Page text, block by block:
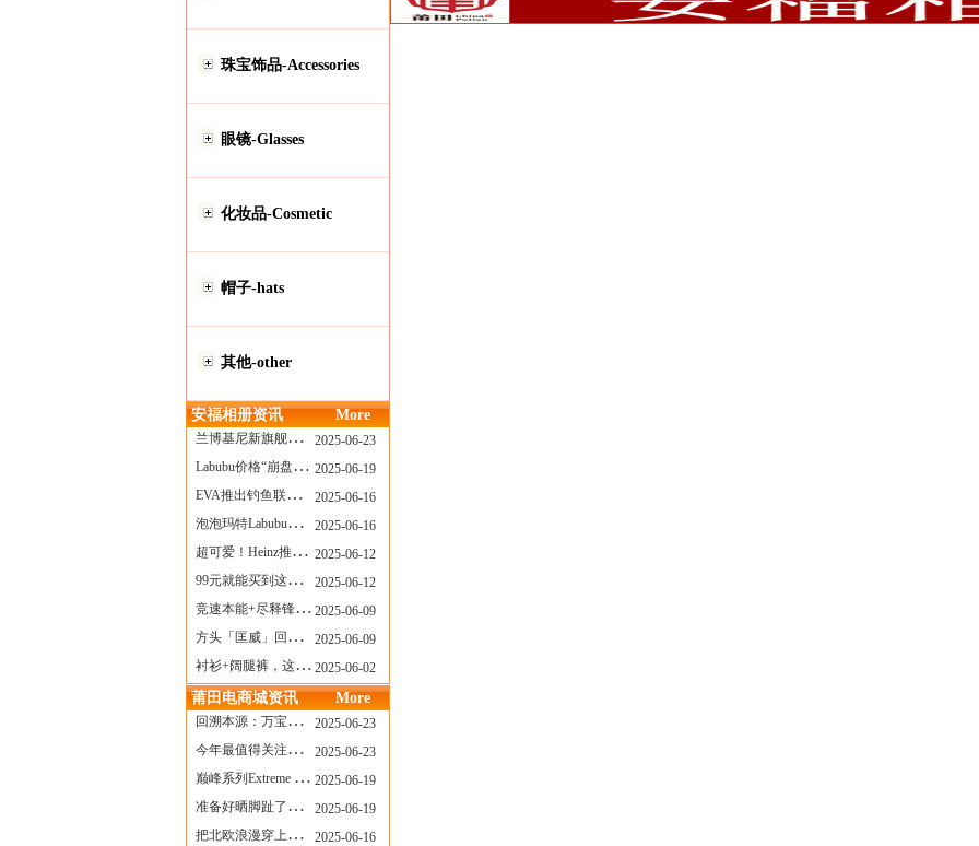
珠宝饰品-Accessories
眼镜-Glasses
化妆品-Cosmetic
帽子-hats
其他-other
安福相册资讯 More
兰博基尼新旗舰曝光？这台顶级超跑或将在8月登场
2025-06-23
Labubu价格“崩盘”？618当日泡泡玛特预售补货量超200W！
2025-06-19
EVA推出钓鱼联名套装，初号机也能当“假饵”？
2025-06-16
泡泡玛特Labubu新品发售上演“拳王争霸”......
2025-06-16
超可爱！Heinz推出星之卡比合作款番茄酱！
2025-06-12
99元就能买到这样颜值的太阳镜？优衣库夏季墨镜系列
2025-06-12
竞速本能+尽释锋芒——罗杰杜彼Roger+Dubuis王者竞速系列飞返计时码表燃擎赛道
2025-06-09
方头「匡威」回归！日系简约里的小心思
2025-06-09
衬衫+阔腿裤，这样穿美出新高度！
2025-06-02
莆田电商城资讯 More
回溯本源：万宝龙推出明星系列都市灰腕表新作
2025-06-23
今年最值得关注的AF1！KOBE x AF1 明日发售
2025-06-23
巅峰系列Extreme Diver潜水腕表与Revival Diver复刻版潜水腕表共同推出“暗影款”新作
2025-06-19
准备好晒脚趾了吗？透明款 AF1 要回归了
2025-06-19
把北欧浪漫穿上脚，Cecilie Bahnsen x ASICS
2025-06-16